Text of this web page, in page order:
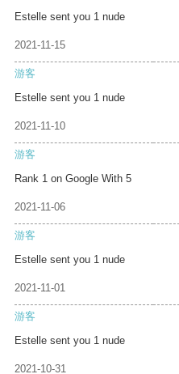
Estelle sent you 1 nude
2021-11-15
游客
Estelle sent you 1 nude
2021-11-10
游客
Rank 1 on Google With 5
2021-11-06
游客
Estelle sent you 1 nude
2021-11-01
游客
Estelle sent you 1 nude
2021-10-31